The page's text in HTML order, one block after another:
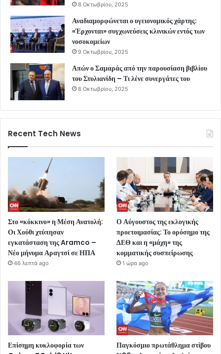
8 Οκτωβρίου, 2025
Αναδιαμορφώνεται ο υγειονομικός χάρτης:
«Έρχονται» συγχωνεύσεις κλινικών εντός των
νοσοκομείων
9 Οκτωβρίου, 2025
Απών ο Σαμαράς από την παρουσίαση βιβλίου
του Στυλιανίδη – Τι λένε συνεργάτες του
8 Οκτωβρίου, 2025
Recent Tech News
Στο «κόκκινο» η Μέση Ανατολή:
Οι Χούθι χτύπησαν
εγκατάσταση της Aramco –
Νέο μήνυμα Αραγτσί σε ΗΠΑ
46 λεπτά ago
Ο Αύγουστος της εκλογικής
προετοιμασίας: Το ορόσημο της
ΔΕΘ και η «μάχη» της
κομματικής συσπείρωσης
1 ώρα ago
Επίσημη κυκλοφορία των
Παγκόσμιο πρωτάθλημα στίβου